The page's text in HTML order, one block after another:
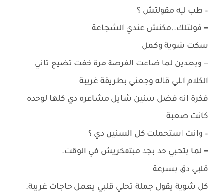
– طب ليه مقولتش ؟
= قولتلك..مكنش عندي الشجاعة
سكت شوية وكمل
= وبعدين لما ضاعت الفرصة مرة خفت تضيع تاني
الكلام اللي قاله وجعني بطريقة غريبة
فكرة انه فضل سنين شايل مشاعره دي كلها لوحده
كانت صعبة
– وانت استحملت كل السنين دي ؟
= لما بتحبي حد بجد مبتفكريش في الوقت.
قلبي دق بسرعة
كل شوية يقول جملة تخلي قلبي يعمل حاجات غريبة.